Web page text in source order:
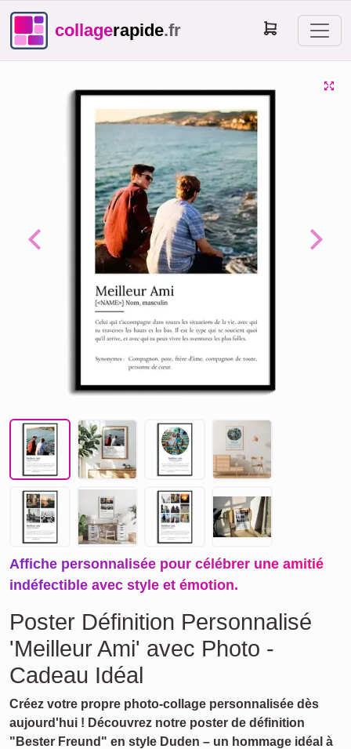
collagerapide.fr
Previous Next
Affiche personnalisée pour célébrer une amitié
indéfectible avec style et émotion.
Poster Définition Personnalisé
'Meilleur Ami' avec Photo -
Cadeau Idéal
Créez votre propre photo-collage personnalisée dès
aujourd'hui ! Découvrez notre poster de définition
"Bester Freund" en style Duden – un hommage idéal à